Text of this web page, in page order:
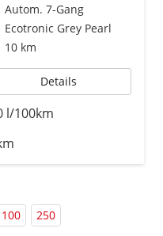
Autom. 7-Gang
Ecotronic Grey Pearl
10 km
Details
l/100km
100 250